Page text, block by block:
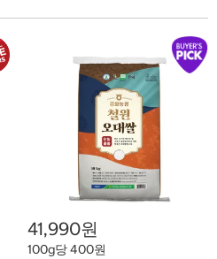
41,990원
100g당 400원